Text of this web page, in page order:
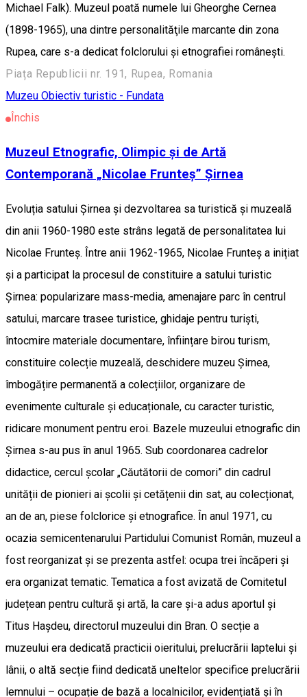
Michael Falk). Muzeul poată numele lui Gheorghe Cernea
(1898-1965), una dintre personalităţile marcante din zona
Rupea, care s-a dedicat folclorului şi etnografiei româneşti.
Piața Republicii nr. 191, Rupea, Romania
Muzeu Obiectiv turistic - Fundata
Închis
Muzeul Etnografic, Olimpic și de Artă
Contemporană „Nicolae Frunteș” Șirnea
Evoluția satului Șirnea și dezvoltarea sa turistică și muzeală
din anii 1960-1980 este strâns legată de personalitatea lui
Nicolae Frunteș. Între anii 1962-1965, Nicolae Frunteș a inițiat
și a participat la procesul de constituire a satului turistic
Șirnea: popularizare mass-media, amenajare parc în centrul
satului, marcare trasee turistice, ghidaje pentru turiști,
întocmire materiale documentare, înființare birou turism,
constituire colecție muzeală, deschidere muzeu Șirnea,
îmbogățire permanentă a colecțiilor, organizare de
evenimente culturale și educaționale, cu caracter turistic,
ridicare monument pentru eroi. Bazele muzeului etnografic din
Șirnea s-au pus în anul 1965. Sub coordonarea cadrelor
didactice, cercul școlar „Căutătorii de comori” din cadrul
unității de pionieri ai școlii și cetățenii din sat, au colecționat,
an de an, piese folclorice și etnografice. În anul 1971, cu
ocazia semicentenarului Partidului Comunist Român, muzeul a
fost reorganizat și se prezenta astfel: ocupa trei încăperi și
era organizat tematic. Tematica a fost avizată de Comitetul
județean pentru cultură și artă, la care și-a adus aportul și
Titus Hașdeu, directorul muzeului din Bran. O secție a
muzeului era dedicată practicii oieritului, prelucrării laptelui și
lânii, o altă secție fiind dedicată uneltelor specifice prelucrării
lemnului – ocupație de bază a localnicilor, evidențiată și în